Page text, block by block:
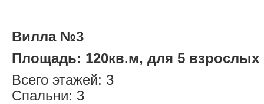
Вилла №3
Площадь: 120кв.м, для 5 взрослых
Всего этажей: 3
Спальни: 3